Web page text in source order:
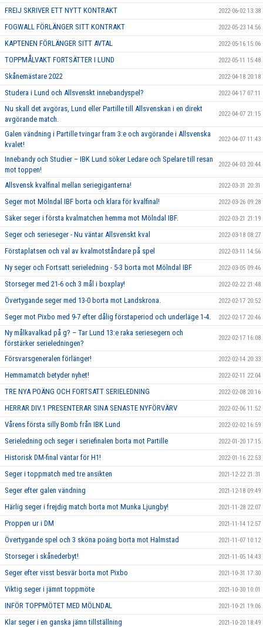
FREIJ SKRIVER ETT NYTT KONTRAKT 2022-06-02 13:38
FOGWALL FÖRLÄNGER SITT KONTRAKT 2022-05-23 14:56
KAPTENEN FÖRLÄNGER SITT AVTAL 2022-05-16 15:06
TOPPMÅLVAKT FORTSÄTTER I LUND 2022-05-11 15:48
Skånemästare 2022 2022-04-18 20:18
Studera i Lund och Allsvenskt innebandyspel? 2022-04-17 07:11
Nu skall det avgöras, Lund eller Partille till Allsvenskan i en direkt
avgörande match.
2022-04-07 21:15
Galen vändning i Partille tvingar fram 3:e och avgörande i Allsvenska
kvalet!
2022-04-07 11:43
Innebandy och Studier – IBK Lund söker Ledare och Spelare till resan
mot toppen!
2022-04-03 20:44
Allsvensk kvalfinal mellan seriegiganterna! 2022-03-31 20:31
Seger mot Mölndal IBF borta och klara för kvalfinal! 2022-03-26 09:28
Säker seger i första kvalmatchen hemma mot Mölndal IBF. 2022-03-21 21:19
Seger och serieseger - Nu väntar Allsvenskt kval 2022-03-18 08:27
Förstaplatsen och val av kvalmotståndare på spel 2022-03-11 14:56
Ny seger och Fortsatt serieledning - 5-3 borta mot Mölndal IBF 2022-03-05 09:46
Storseger med 21-6 och 3 mål i boxplay! 2022-02-22 21:48
Övertygande seger med 13-0 borta mot Landskrona. 2022-02-17 20:52
Seger mot Pixbo med 9-7 efter dålig förstaperiod och underläge 1-4. 2022-02-17 20:46
Ny målkavalkad på g? – Tar Lund 13:e raka seriesegern och
förstärker serieledningen?
2022-02-17 16:08
Försvarsgeneralen förlänger! 2022-02-14 20:33
Hemmamatch betyder nyhet! 2022-02-11 22:04
TRE NYA POÄNG OCH FORTSATT SERIELEDNING 2022-02-08 20:16
HERRAR DIV.1 PRESENTERAR SINA SENASTE NYFÖRVÄRV 2022-02-06 11:52
Vårens första silly Bomb från IBK Lund 2022-02-02 16:59
Serieledning och seger i seriefinalen borta mot Partille 2022-01-20 17:15
Historisk DM-final väntar för H1! 2022-01-16 22:53
Seger i toppmatch med tre ansikten 2021-12-22 21:31
Seger efter galen vändning 2021-12-18 09:49
Härlig seger i frejdig match borta mot Munka Ljungby! 2021-11-28 22:07
Proppen ur i DM 2021-11-14 12:57
Övertygande spel och 3 sköna poäng borta mot Halmstad 2021-11-07 10:12
Storseger i skånederbyt! 2021-11-05 14:43
Seger efter visst besvär borta mot Pixbo 2021-10-31 17:30
Viktig seger i jämnt toppmöte 2021-10-30 10:01
INFÖR TOPPMÖTET MED MÖLNDAL 2021-10-21 19:06
Klar seger i en ganska jämn tillställning 2021-10-20 18:49